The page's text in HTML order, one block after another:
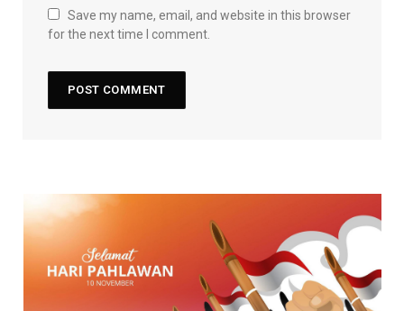
Save my name, email, and website in this browser
for the next time I comment.